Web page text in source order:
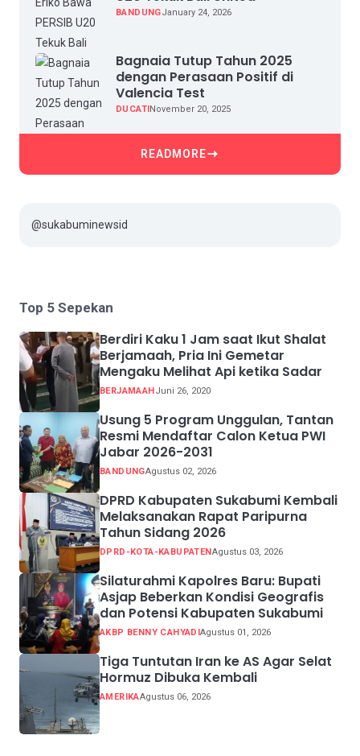
BANDUNGJanuary 24, 2026
Bagnaia Tutup Tahun 2025
dengan Perasaan Positif di
Valencia Test
DUCATI November 20, 2025
READMORE
@sukabuminewsid
Top 5 Sepekan
Berdiri Kaku 1 Jam saat Ikut Shalat
Berjamaah, Pria Ini Gemetar
Mengaku Melihat Api ketika Sadar
BERJAMAAH Juni 26, 2020
Usung 5 Program Unggulan, Tantan
Resmi Mendaftar Calon Ketua PWI
Jabar 2026-2031
BANDUNGAgustus 02, 2026
DPRD Kabupaten Sukabumi Kembali
Melaksanakan Rapat Paripurna
Tahun Sidang 2026
DPRD-KOTA-KABUPATEN Agustus 03, 2026
Silaturahmi Kapolres Baru: Bupati
Asjap Beberkan Kondisi Geografis
dan Potensi Kabupaten Sukabumi
AKBP BENNY CAHYADIAgustus 01, 2026
Tiga Tuntutan Iran ke AS Agar Selat
Hormuz Dibuka Kembali
AMERIKAAgustus 06, 2026